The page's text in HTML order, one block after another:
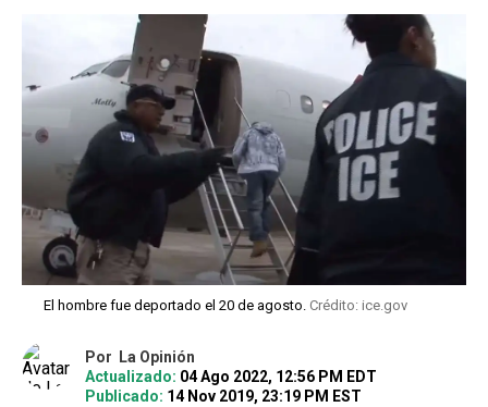
El hombre fue deportado el 20 de agosto. Crédito: ice.gov
Por
La Opinión
Actualizado: 04 Ago 2022, 12:56 PM EDT
Publicado: 14 Nov 2019, 23:19 PM EST